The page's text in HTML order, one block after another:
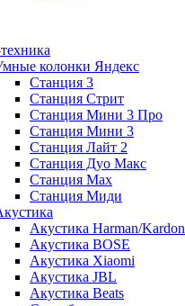
колонки Яндекс
Станция 3
Станция Стрит
Станция Мини 3 Про
Станция Мини 3
Станция Лайт 2
Станция Дуо Макс
Станция Max
Станция Миди
Акустика Harman/Kardon
Акустика BOSE
Акустика Xiaomi
Акустика JBL
Акустика Beats